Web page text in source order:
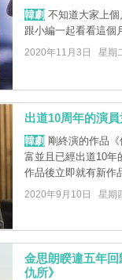
韓劇 不知道大家上
跟小編一起看看這個
2020年11月3日 星期
出道10周年的演
韓劇 剛終演的作品
富並且已經出道10年
作品後立即就有新作
2020年9月10日 星期
金思朗睽違五年
仇所》